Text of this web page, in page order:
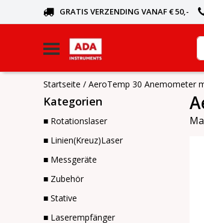
GRATIS VERZENDING VANAF € 50,-
Startseite / AeroTemp 30 Anemometer
Kategorien
■ Rotationslaser
■ Linien(Kreuz)Laser
■ Messgeräte
■ Zubehör
■ Stative
■ Laserempfänger